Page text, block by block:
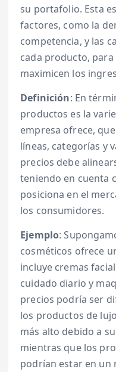
su portafolio. Esta
factores, como la
competencia, y las
cada producto,
maximicen los
Definición: En
productos es la
empresa ofrece,
líneas, categorías y
precios debe
teniendo en cuenta
posiciona en el
los consumidores.
Ejemplo:
cosméticos ofrece
incluye cremas
cuidado diario y
precios podría ser
los productos de
más alto debido a
mientras que los
podrían estar en un